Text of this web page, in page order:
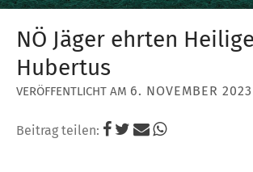
NÖ Jäger ehrten
Hubertus
6. NOVEMBER 2023
Beitrag teilen: